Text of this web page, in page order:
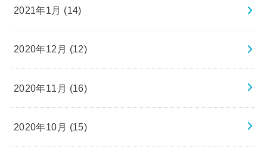
2021年1月 (14)
2020年12月 (12)
2020年11月 (16)
2020年10月 (15)